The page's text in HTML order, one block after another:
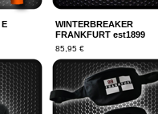
WINTERBREAKER
FRANKFURT est1899
85,95 €